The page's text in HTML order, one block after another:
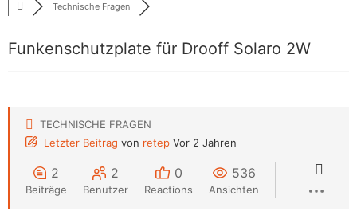
Technische Fragen
Funkenschutzplate für Drooff Solaro 2W
TECHNISCHE FRAGEN
Letzter Beitrag von retep Vor 2 Jahren
2
Beiträge
2
Benutzer
0
Reactions
536
Ansichten